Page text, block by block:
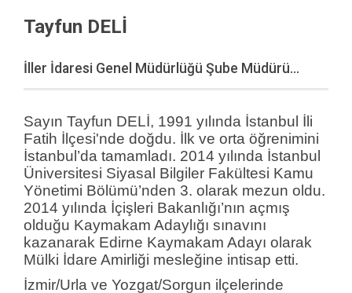
Tayfun DELİ
İller İdaresi Genel Müdürlüğü Şube Müdürü...
Sayın Tayfun DELİ, 1991 yılında İstanbul İli
Fatih İlçesi'nde doğdu. İlk ve orta öğrenimini
İstanbul’da tamamladı. 2014 yılında İstanbul
Üniversitesi Siyasal Bilgiler Fakültesi Kamu
Yönetimi Bölümü’nden 3. olarak mezun oldu.
2014 yılında İçişleri Bakanlığı’nın açmış
olduğu Kaymakam Adaylığı sınavını
kazanarak Edirne Kaymakam Adayı olarak
Mülki İdare Amirliği mesleğine intisap etti.
İzmir/Urla ve Yozgat/Sorgun ilçelerinde